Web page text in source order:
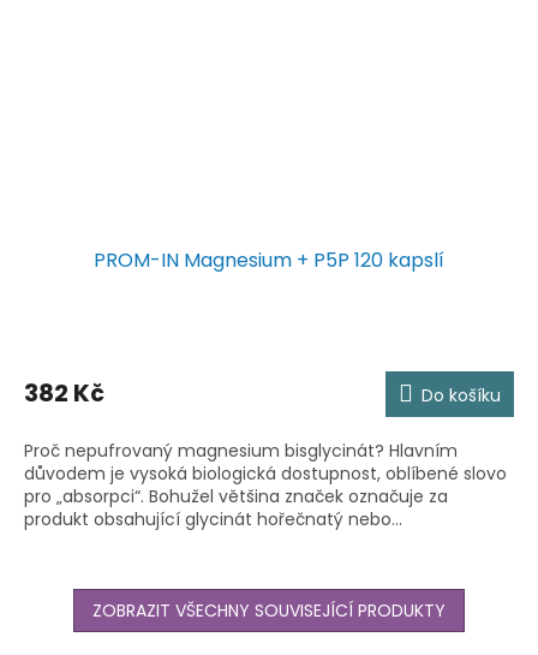
PROM-IN Magnesium + P5P 120 kapslí
382 Kč Do košíku
Proč nepufrovaný magnesium bisglycinát? Hlavním
důvodem je vysoká biologická dostupnost, oblíbené slovo
pro „absorpci“. Bohužel většina značek označuje za
produkt obsahující glycinát hořečnatý nebo...
ZOBRAZIT VŠECHNY SOUVISEJÍCÍ PRODUKTY